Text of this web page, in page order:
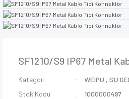
SF1210/S9 IP67 Metal
Kategori WEIPU ,SU
Stok Kodu
1000000497